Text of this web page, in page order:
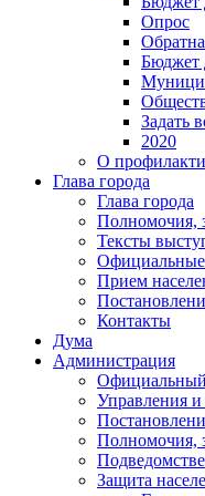
Опрос
Бюджет
Задать
2020
О
Глава города
Глава города
Полномочия,
Тексты
Официальные
Прием
Контакты
Дума
Администрация
Управления
Полномочия,
Защита